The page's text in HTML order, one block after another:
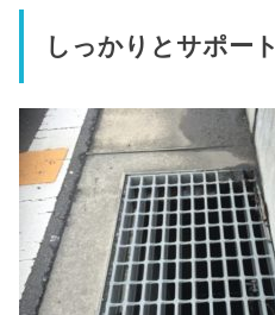
しっかりとサポート